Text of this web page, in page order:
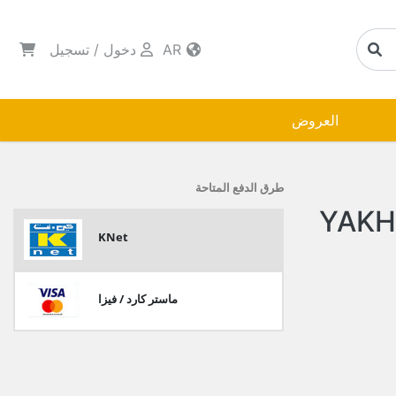
دخول / تسجيل
العروض
طرق الدفع المتاحة
KNet
ماستر كارد / فيزا